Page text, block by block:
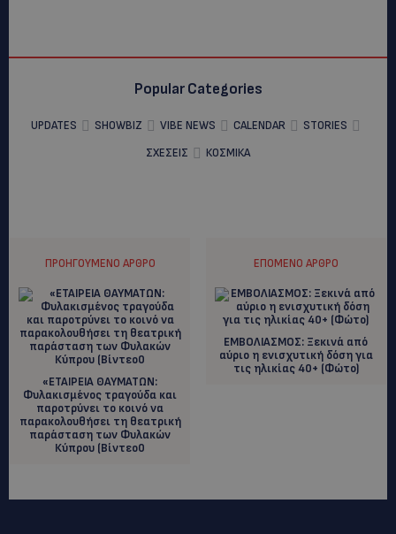
Popular Categories
UPDATES SHOWBIZ VIBE NEWS CALENDAR
STORIES
ΣΧΕΣΕΙΣ
ΚΟΣΜΙΚΑ
ΠΡΟΗΓΟΎΜΕΝΟ ΆΡΘΡΟ
«ΕΤΑΙΡΕΙΑ ΘΑΥΜΑΤΩΝ:
Φυλακισμένος τραγούδα και
παροτρύνει το κοινό να
παρακολουθήσει τη θεατρική
παράσταση των Φυλακών
Κύπρου (Βίντεο0
ΕΠΌΜΕΝΟ ΆΡΘΡΟ
EMBOΛΙΑΣΜΟΣ: Ξεκινά από
αύριο η ενισχυτική δόση για
τις ηλικίας 40+ (Φώτο)